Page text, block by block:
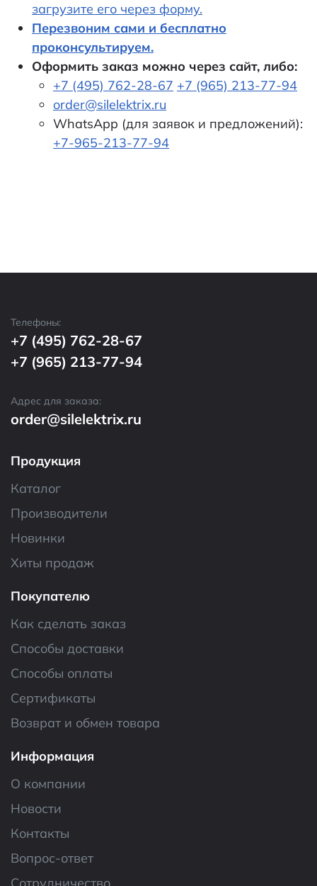
загрузите его через форму.
Перезвоним сами и бесплатно
проконсультируем.
Оформить заказ можно через сайт, либо:
+7 (495) 762-28-67 +7 (965) 213-77-94
order@silelektrix.ru
WhatsApp (для заявок и предложений):
+7-965-213-77-94
Телефоны:
+7 (495) 762-28-67
+7 (965) 213-77-94
Адрес для заказа:
order@silelektrix.ru
Продукция
Каталог
Производители
Новинки
Хиты продаж
Покупателю
Как сделать заказ
Способы доставки
Способы оплаты
Сертификаты
Возврат и обмен товара
Информация
О компании
Новости
Контакты
Вопрос-ответ